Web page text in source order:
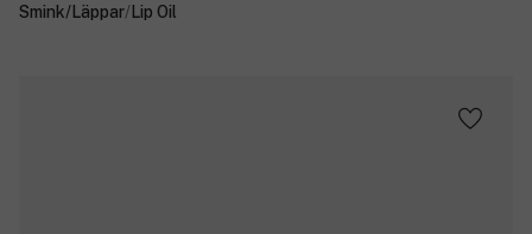
Smink/Läppar/Lip Oil